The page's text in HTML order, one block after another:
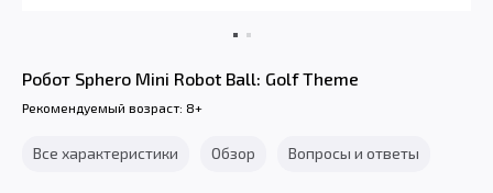
Робот Sphero Mini Robot Ball: Golf Theme
Рекомендуемый возраст: 8+
Все характеристики Обзор Вопросы и ответы